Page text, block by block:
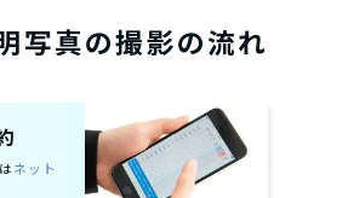
写真の撮影の流れ
ネット